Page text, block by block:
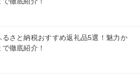
るさと納税おすすめ返礼品5選！魅力か
徹底紹介！